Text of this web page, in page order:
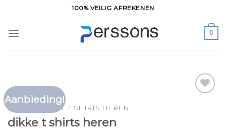
inhoud
100% VEILIG AFREKENEN
0
Aanbieding!
HOME DIKKE T SHIRTS HEREN
dikke t shirts heren